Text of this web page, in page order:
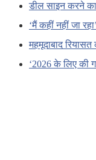
डील साइन करने
‘मैं कहीं नहीं जा
महमूदाबाद
‘2026 के लिए की